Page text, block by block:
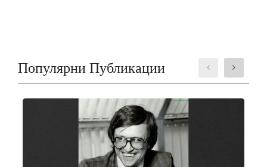
Популярни Публикации